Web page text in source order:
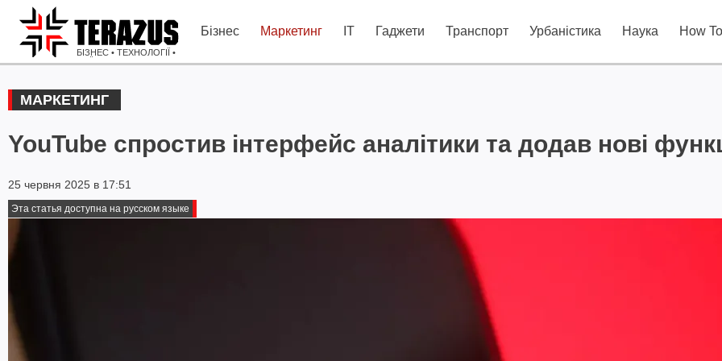
БІЗНЕС • ТЕХНОЛОГІЇ •
ІДЕЇ
Бізнес Маркетинг IT Гаджети Транспорт Урбаністика Наука How To
МАРКЕТИНГ
YouTube спростив інтерфейс аналітики та додав нові
25 червня 2025 в 17:51
Эта статья доступна на русском языке